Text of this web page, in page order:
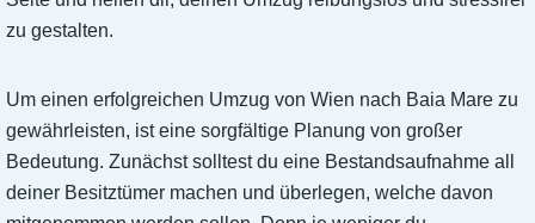
zu gestalten.
Um einen erfolgreichen Umzug von Wien nach Baia Mare zu
gewährleisten, ist eine sorgfältige Planung von großer
Bedeutung. Zunächst solltest du eine Bestandsaufnahme all
deiner Besitztümer machen und überlegen, welche davon